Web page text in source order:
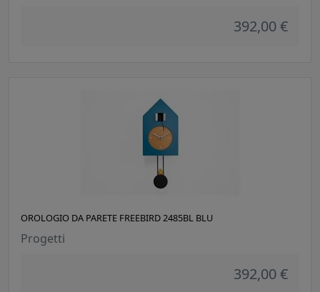
392,00 €
OROLOGIO DA PARETE FREEBIRD 2485BL BLU
Progetti
392,00 €